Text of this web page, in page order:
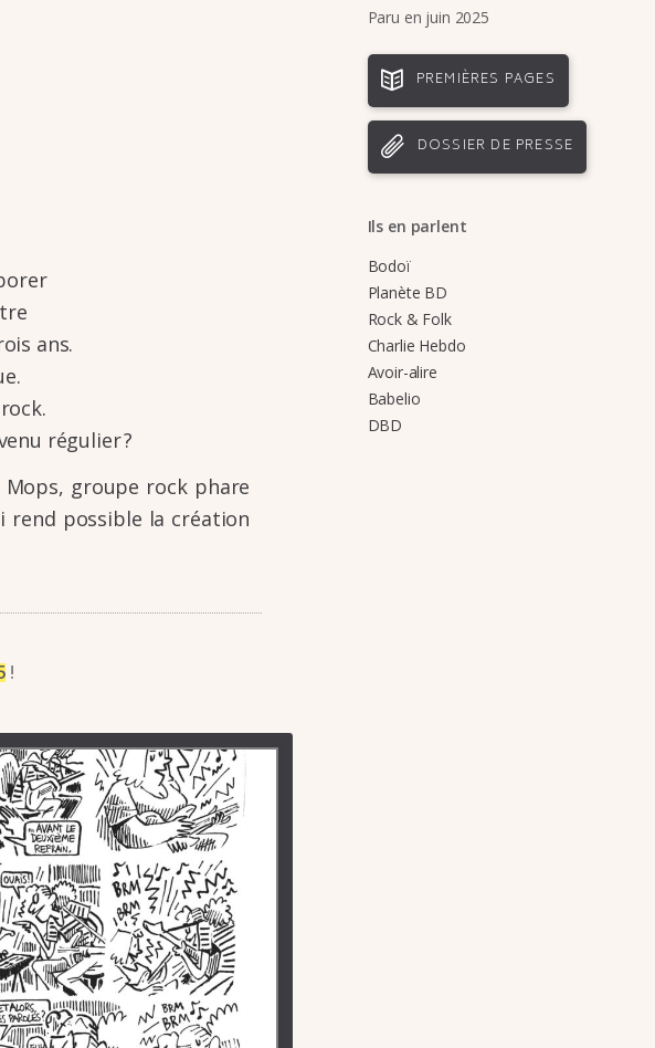
ans.
régu­lier ?
groupe rock phare
rend possible la créa­tion
!
Paru en juin 2025
PREMIÈRES PAGES
DOSSIER DE PRESSE
Ils en parlent
Bodoï
Planète BD
Rock & Folk
Charlie Hebdo
Avoir-alire
Babelio
DBD